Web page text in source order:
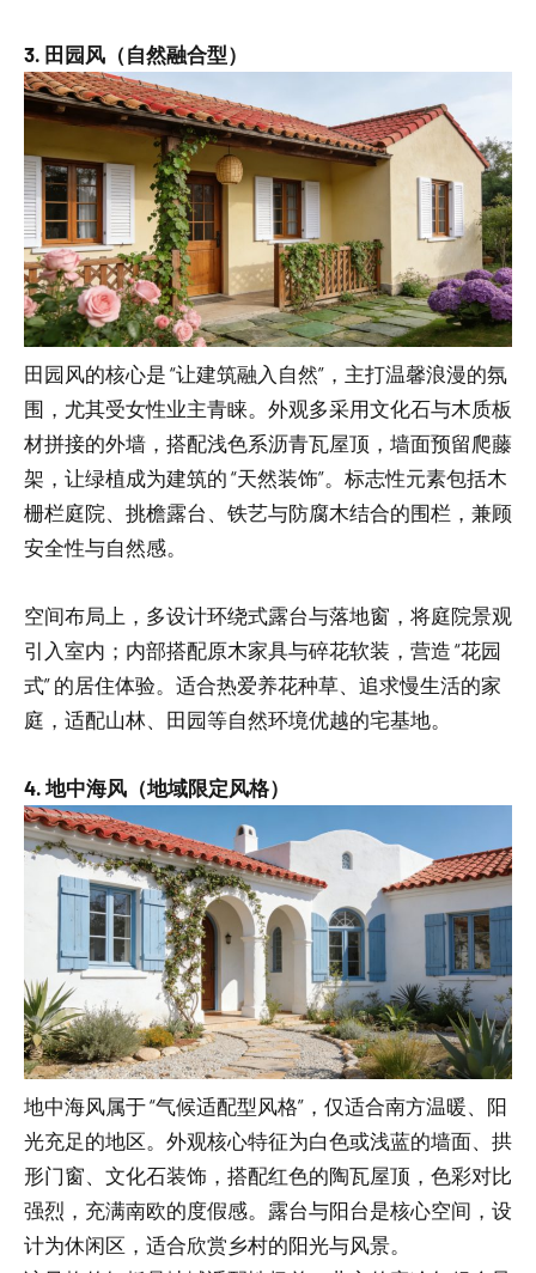
3. 田园风（自然融合型）
田园风的核心是 “让建筑融入自然”，主打温馨浪漫的氛
围，尤其受女性业主青睐。外观多采用文化石与木质板
材拼接的外墙，搭配浅色系沥青瓦屋顶，墙面预留爬藤
架，让绿植成为建筑的 “天然装饰”。标志性元素包括木
栅栏庭院、挑檐露台、铁艺与防腐木结合的围栏，兼顾
安全性与自然感。
空间布局上，多设计环绕式露台与落地窗，将庭院景观
引入室内；内部搭配原木家具与碎花软装，营造 “花园
式” 的居住体验。适合热爱养花种草、追求慢生活的家
庭，适配山林、田园等自然环境优越的宅基地。
4. 地中海风（地域限定风格）
地中海风属于 “气候适配型风格”，仅适合南方温暖、阳
光充足的地区。外观核心特征为白色或浅蓝的墙面、拱
形门窗、文化石装饰，搭配红色的陶瓦屋顶，色彩对比
强烈，充满南欧的度假感。露台与阳台是核心空间，设
计为休闲区，适合欣赏乡村的阳光与风景。